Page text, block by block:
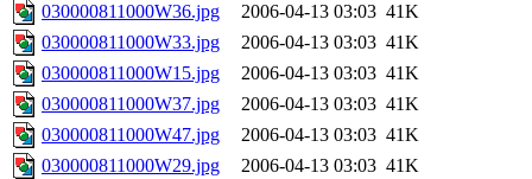
030000811000W36.jpg
2006-04-13 03:03 41K
030000811000W33.jpg
2006-04-13 03:03 41K
030000811000W15.jpg
2006-04-13 03:03 41K
030000811000W37.jpg
2006-04-13 03:03 41K
030000811000W47.jpg
2006-04-13 03:03 41K
030000811000W29.jpg
2006-04-13 03:03 41K